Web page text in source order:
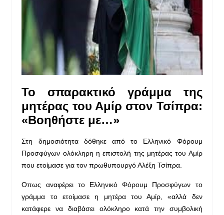
Το σπαρακτικό γράμμα της
μητέρας του Αμίρ στον Τσίπρα:
«Βοηθήστε με…»
Στη δημοσιότητα δόθηκε από το Ελληνικό Φόρουμ
Προσφύγων ολόκληρη η επιστολή της μητέρας του Αμίρ
που ετοίμασε για τον πρωθυπουργό Αλέξη Τσίπρα.
Οπως αναφέρει τo Eλληνικό Φόρουμ Προσφύγων το
γράμμα το ετοίμασε η μητέρα του Αμίρ, «αλλά δεν
κατάφερε να διαβάσει ολόκληρο κατά την συμβολική